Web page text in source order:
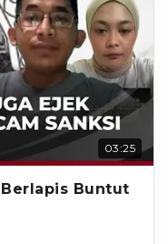
03:25
Berlapis Buntut